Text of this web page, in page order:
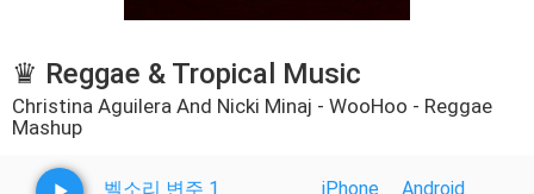
♛ Reggae & Tropical Music
Christina Aguilera And Nicki Minaj - WooHoo - Reggae
Mashup
벨소리 변주 1 iPhone Android